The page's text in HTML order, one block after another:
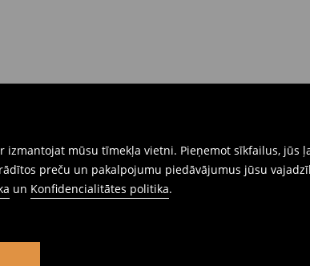
mūsu tīmekļa vietni. Pieņemot sīkfailus, jūs
preču un pakalpojumu piedāvājumus jūsu
un Konfidencialitātes politika.